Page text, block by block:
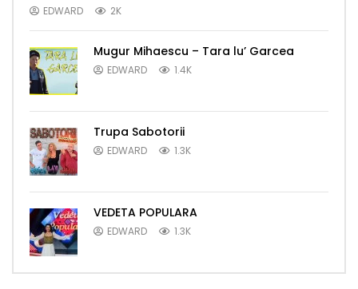
EDWARD 2K
Mugur Mihaescu – Tara lu’ Garcea
EDWARD 1.4K
Trupa Sabotorii
EDWARD 1.3K
VEDETA POPULARA
EDWARD 1.3K